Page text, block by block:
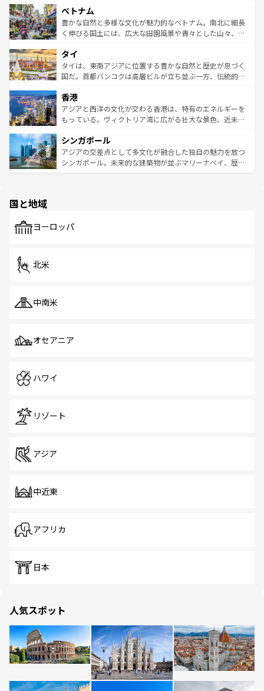
参照してほしい。
容にもいいと評判のスイーツなど、バラエティ豊かな料理
が味わえる。 なお、新着の台湾情報は コンテンツ一覧を参
照してほしい。
き、地方に足を延ばせば四季折々の自然美を楽しむことが
できる。そして、キムチや焼肉、絶品のストリートフード
まで、さまざまな韓国料理が待っている。夜には、韓国な
リティに包まれながら、韓国の多彩な魅力を心ゆくまで味
わってみてほしい。 なお、新着の韓国情報はコンテンツ一
覧を参照してほしい。
ベトナム
豊かな自然と多様な文化が魅力的なベトナム。南北に細長
く伸びる国土には、広大な田園風景や青々とした山々、世
急速な発展と共に伝統が息づく。ハノイの古い町並みやホ
ーチミン市のフランス統治時代の建物も、独特の雰囲気を
醸し出している。また、バラエティの豊かさとおいしさで
とつ。フォーやバインミー、ベトナムコーヒーなどは、ぜ
ひ現地で味わいたい。どの地域を訪れてもあたたかい人々
が旅行者を迎えてくれるので、きっと忘れられない旅にな
参照してほしい。
タイ
タイは、東南アジアに位置する豊かな自然と歴史が息づく
国だ。首都バンコクは高層ビルが立ち並ぶ一方、伝統的な
の活気が交差している。北部ではチェンマイなどの山岳地
帯で自然と触れ合い、南部ではプーケットやクラビの美し
いビーチでリゾート気分を楽しむことができる。タイ料理
激する。気候は一年中温暖で、どの季節にも異なる楽しみ
が待っている。親しみやすいタイの人々、仏教を中心とし
た文化、そして多様な観光資源が、訪れる旅人を魅了し続
香港
アジアと西洋の文化が交わる香港は、特有のエネルギーを
もっている。ヴィクトリア湾に広がる壮大な景色、近未来
み、どこを訪れても感動するはず。観光スポットが密集し
ており、効率よく見どころを回れるのも魅力。息をのむよ
うな絶景から文化的な体験まで、香港を存分に楽しみ尽く
シンガポール
アジアの交差点として多文化が融合した独自の魅力を放つ
シンガポール。未来的な建築物が並ぶマリーナベイ、歴史
で、ホーカーズは地元の風情を楽しめる外せないスポット
国と地域
ヨーロッパ
北米
中南米
オセアニア
ハワイ
リゾート
アジア
中近東
アフリカ
日本
人気スポット